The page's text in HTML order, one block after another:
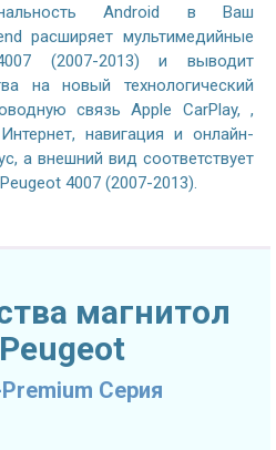
Android в Ваш
расширяет мультимедийные
(2007-2013) и выводит
на новый технологический
связь Apple CarPlay, ,
навигация и онлайн-
а внешний вид соответствует
4007 (2007-2013).
магнитол
Серия